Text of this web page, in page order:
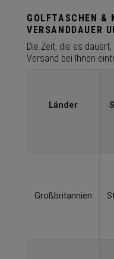
GOLFTASCHEN &
VERSANDDAUER
Die Zeit, die es
Versand bei Ihnen
Länder
Großbritannien